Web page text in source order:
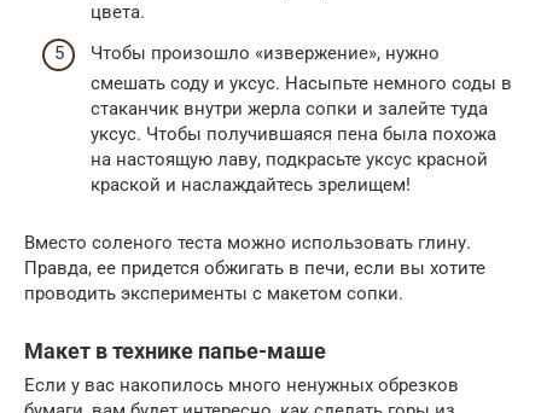
цвета.
Чтобы произошло «извержение», нужно
смешать соду и уксус. Насыпьте немного соды в
стаканчик внутри жерла сопки и залейте туда
уксус. Чтобы получившаяся пена была похожа
на настоящую лаву, подкрасьте уксус красной
краской и наслаждайтесь зрелищем!
Вместо соленого теста можно использовать глину.
Правда, ее придется обжигать в печи, если вы хотите
проводить эксперименты с макетом сопки.
Макет в технике папье-маше
Если у вас накопилось много ненужных обрезков